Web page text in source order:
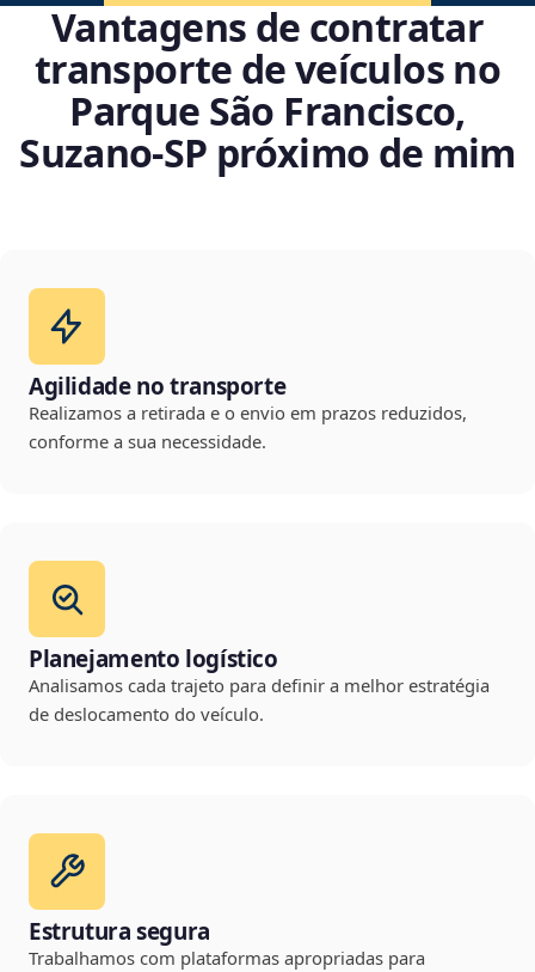
Vantagens de contratar
transporte de veículos no
Parque São Francisco,
Suzano‑SP próximo de mim
Agilidade no transporte
Realizamos a retirada e o envio em prazos reduzidos,
conforme a sua necessidade.
Planejamento logístico
Analisamos cada trajeto para definir a melhor estratégia
de deslocamento do veículo.
Estrutura segura
Trabalhamos com plataformas apropriadas para